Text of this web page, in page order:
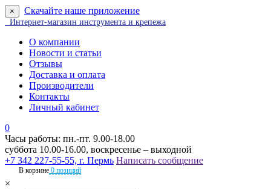
× Скачайте наше приложение
Интернет-магазин инструмента и крепежа
О компании
Новости и статьи
Отзывы
Доставка и оплата
Производители
Контакты
Личный кабинет
0
Часы работы: пн.-пт. 9.00-18.00
суббота 10.00-16.00, воскресенье – выходной
+7 342 227-55-55, г. Пермь Написать сообщение
В корзине 0 позиций
×